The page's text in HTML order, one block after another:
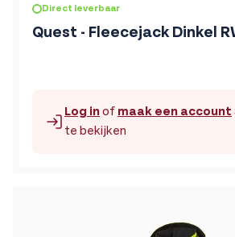
Direct leverbaar
Quest - Fleecejack Dinkel
De prijs is afhankelijk van de
Log inof maak een account
te bekijken